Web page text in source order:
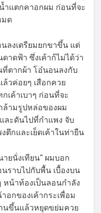
ำแตกคาอกผม ก่อนที่จะ
มด
ลงเตรียมยกขาขึ้น แต่
าดฟ้า ซึ่งเค้าก้ไม่ได้ว่า
ที่ตากผ้า โอ๋นอนลงกับ
วค่อยๆ เสือกควย
เค้าเบาๆ ก่อนที่จะ
ล้ามรูปหล่อของผม
ละดันไปที่กำแพง จับ
ตึกและเย็ดเค้าในท่ายืน
ายนั่งเทียน” ผมบอก
ราบไปกับพื้น เบื้องบน
น้าท้องเป็นลอนกำลัง
อกของเค้ากระเพื่อม
นขึ้นแล้วหยุดขย่มควย